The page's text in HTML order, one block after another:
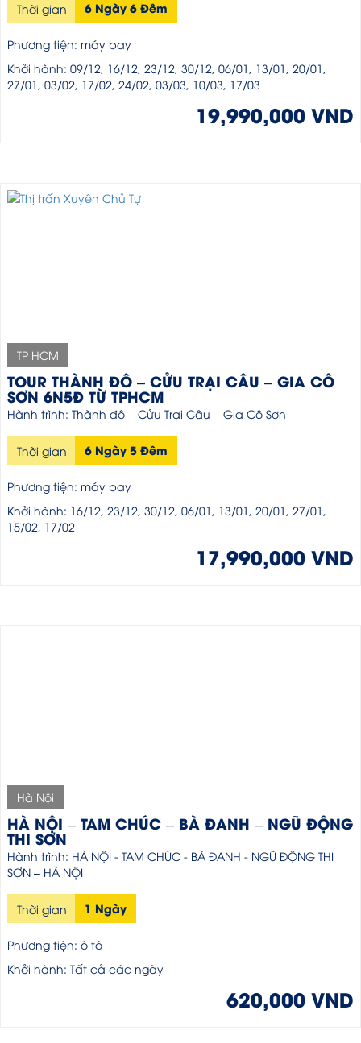
Thời gian 6 Ngày 6 Đêm
Phương tiện: máy bay
Khởi hành: 09/12, 16/12, 23/12, 30/12, 06/01, 13/01, 20/01,
27/01, 03/02, 17/02, 24/02, 03/03, 10/03, 17/03
19,990,000 VND
TP HCM
TOUR THÀNH ĐÔ – CỬU TRẠI CÂU – GIA CÔ
SƠN 6N5Đ TỪ TPHCM
Hành trình: Thành đô – Cửu Trại Câu – Gia Cô Sơn
Thời gian 6 Ngày 5 Đêm
Phương tiện: máy bay
Khởi hành: 16/12, 23/12, 30/12, 06/01, 13/01, 20/01, 27/01,
15/02, 17/02
17,990,000 VND
Hà Nội
HÀ NỘI – TAM CHÚC – BÀ ĐANH – NGŨ ĐỘNG
THI SƠN
Hành trình: HÀ NỘI - TAM CHÚC - BÀ ĐANH - NGŨ ĐỘNG THI
SƠN – HÀ NỘI
Thời gian 1 Ngày
Phương tiện: ô tô
Khởi hành: Tất cả các ngày
620,000 VND